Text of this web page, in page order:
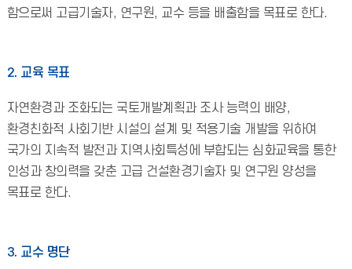
함으로써 고급기술자, 연구원, 교수 등을 배출함을 목표로 한다.
2. 교육 목표
자연환경과 조화되는 국토개발계획과 조사 능력의 배양,
환경친화적 사회기반 시설의 설계 및 적용기술 개발을 위하여
국가의 지속적 발전과 지역사회특성에 부합되는 심화교육을 통한
인성과 창의력을 갖춘 고급 건설환경기술자 및 연구원 양성을
목표로 한다.
3. 교수 명단